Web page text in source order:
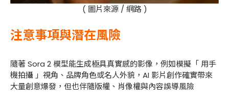
( 圖片來源 / 網路 )
注意事項與潛在風險
隨著 Sora 2 模型能生成極具真實感的影像，例如模擬「 用手
機拍攝 」視角、品牌角色或名人外貌，AI 影片創作確實帶來
大量創意爆發，但也伴隨版權、肖像權與內容誤導風險